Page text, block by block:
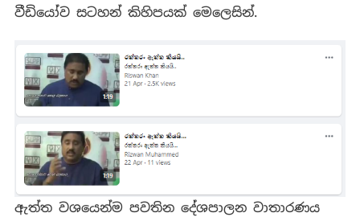
වීඩියෝව සටහන් කිහිපයක් මෙලෙසින්.
ඇත්ත වශයෙන්ම පවතින දේශපාලන වාතාරණය